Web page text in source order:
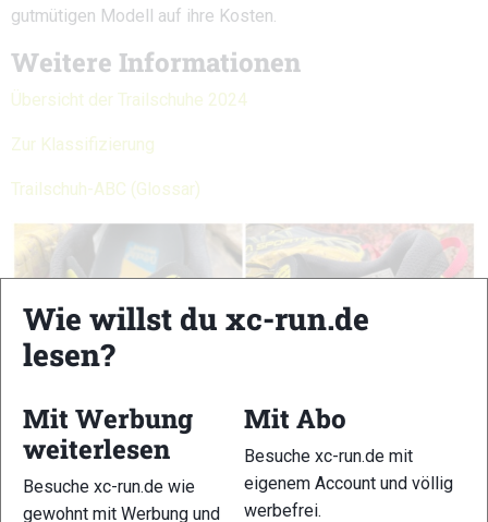
gutmütigen Modell auf ihre Kosten.
Weitere Informationen
Übersicht der Trailschuhe 2024
Zur Klassifizierung
Trailschuh-ABC (Glossar)
Wie willst du xc-run.de
lesen?
Mit Werbung
weiterlesen
Besuche xc-run.de wie
gewohnt mit Werbung und
Mit Abo
Besuche xc-run.de mit
eigenem Account und völlig
werbefrei.